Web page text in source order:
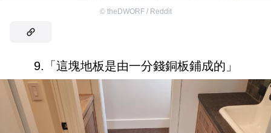
© theDWORF / Reddit
9.「這塊地板是由一分錢銅板鋪成的」